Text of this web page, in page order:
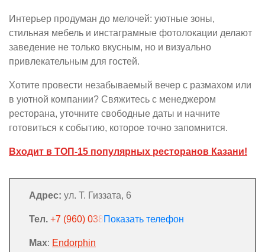
Интерьер продуман до мелочей: уютные зоны,
стильная мебель и инстаграмные фотолокации делают
заведение не только вкусным, но и визуально
привлекательным для гостей.
Хотите провести незабываемый вечер с размахом или
в уютной компании? Свяжитесь с менеджером
ресторана, уточните свободные даты и начните
готовиться к событию, которое точно запомнится.
Входит в ТОП-15 популярных ресторанов Казани!
Адрес: ул. Т. Гиззата, 6
Тел. +7 (960) 038-16-20
Max: Endorphin